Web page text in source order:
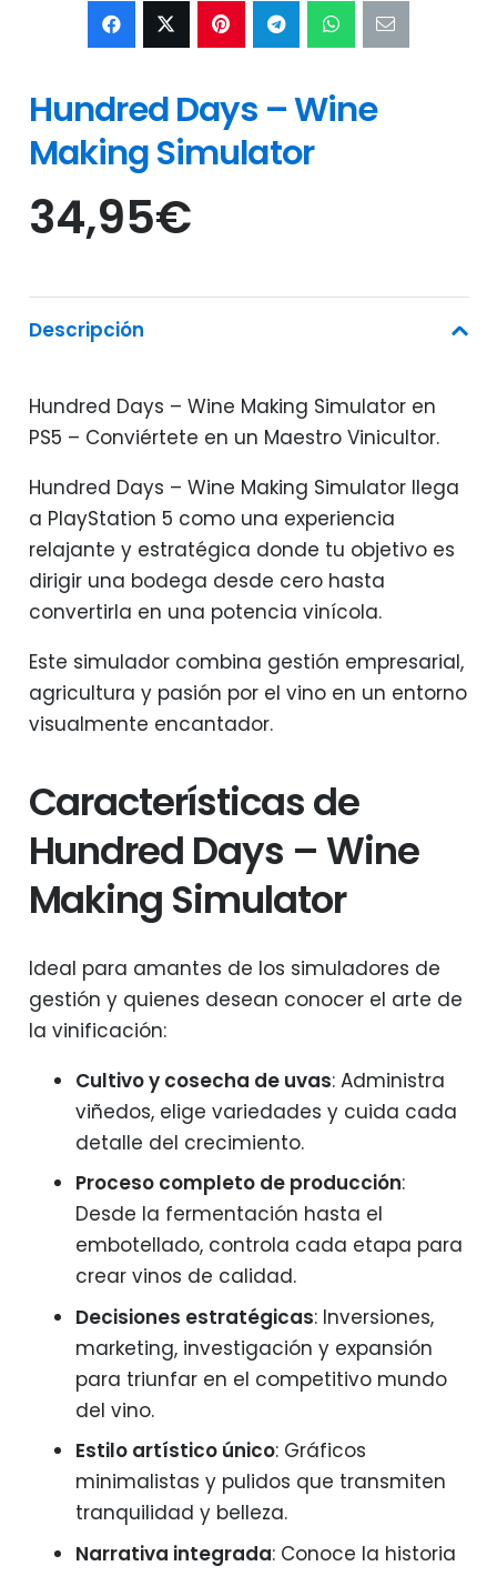
Hundred Days – Wine
Making Simulator
34,95€
Descripción
Hundred Days – Wine Making Simulator en
PS5 – Conviértete en un Maestro Vinicultor.
Hundred Days – Wine Making Simulator llega
a PlayStation 5 como una experiencia
relajante y estratégica donde tu objetivo es
dirigir una bodega desde cero hasta
convertirla en una potencia vinícola.
Este simulador combina gestión empresarial,
agricultura y pasión por el vino en un entorno
visualmente encantador.
Características de
Hundred Days – Wine
Making Simulator
Ideal para amantes de los simuladores de
gestión y quienes desean conocer el arte de
la vinificación:
Cultivo y cosecha de uvas: Administra
viñedos, elige variedades y cuida cada
detalle del crecimiento.
Proceso completo de producción:
Desde la fermentación hasta el
embotellado, controla cada etapa para
crear vinos de calidad.
Decisiones estratégicas: Inversiones,
marketing, investigación y expansión
para triunfar en el competitivo mundo
del vino.
Estilo artístico único: Gráficos
minimalistas y pulidos que transmiten
tranquilidad y belleza.
Narrativa integrada: Conoce la historia